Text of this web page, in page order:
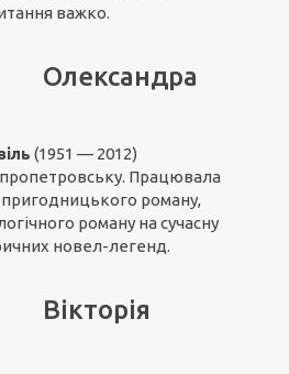
важко.
Олександра
(1951 — 2012)
Працювала
пригодницького роману,
роману на сучасну
новел-легенд.
Вікторія